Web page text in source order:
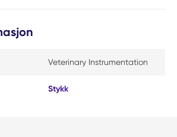
Veterinary Instrumentation
Stykk